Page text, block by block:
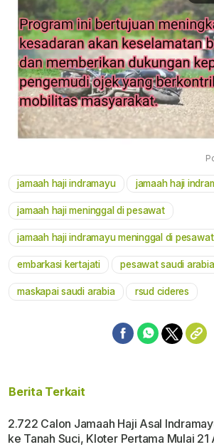
jamaah haji indramayu jamaah haji
jamaah haji meninggal di pesawat
jamaah haji indramayu meninggal di pesawat
embarkasi kertajati pesawat saudi arabia
maskapai saudi arabia rsud cideres
Berita Terkait
2.722 Calon Jamaah Haji Asal
ke Tanah Suci, Kloter Pertama Mulai 21